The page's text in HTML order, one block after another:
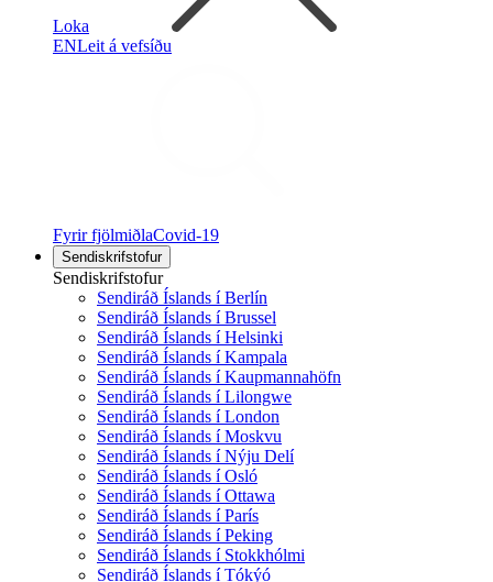
Loka
ENLeit á vefsíðu
Fyrir fjölmiðlaCovid-19
Sendiskrifstofur
Sendiskrifstofur
Sendiráð Íslands í Berlín
Sendiráð Íslands í Brussel
Sendiráð Íslands í Helsinki
Sendiráð Íslands í Kampala
Sendiráð Íslands í Kaupmannahöfn
Sendiráð Íslands í Lilongwe
Sendiráð Íslands í London
Sendiráð Íslands í Moskvu
Sendiráð Íslands í Nýju Delí
Sendiráð Íslands í Osló
Sendiráð Íslands í Ottawa
Sendiráð Íslands í París
Sendiráð Íslands í Peking
Sendiráð Íslands í Stokkhólmi
Sendiráð Íslands í Tókýó